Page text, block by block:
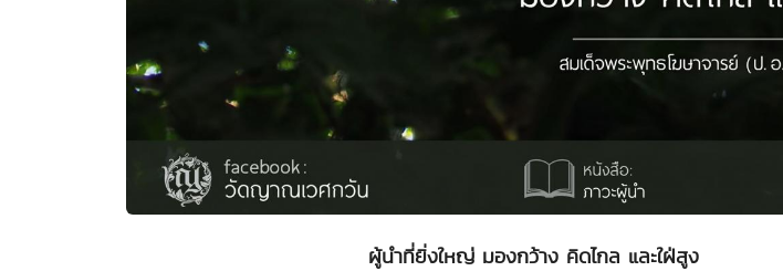
ผู้นำที่ยิ่งใหญ่ มองกว้าง คิดไกล และใฝ่สูง